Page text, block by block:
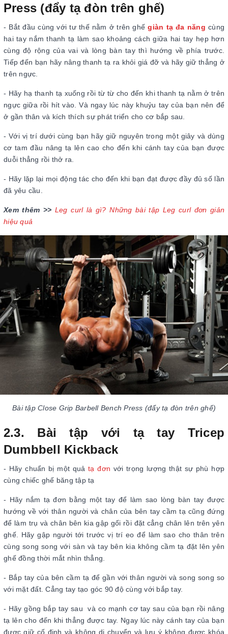
Press (đẩy tạ đòn trên ghế)
- Bắt đầu cùng với tư thế nằm ở trên ghếgiàn tạ đa năng cùng
hai tay nắm thanh tạ làm sao khoảng cách giữa hai tay hẹp hơn
cùng độ rộng của vai và lòng bàn tay thì hướng về phía trước.
Tiếp đến bạn hãy nâng thanh tạ ra khỏi giá đỡ và hãy giữ thẳng ở
trên ngực.
- Hãy hạ thanh tạ xuống rồi từ từ cho đến khi thanh tạ nằm ở trên
ngực giữa rồi hít vào. Và ngay lúc này khuỷu tay của bạn nên để
ở gần thân và kích thích sự phát triển cho cơ bắp sau.
- Với vị trí dưới cùng bạn hãy giữ nguyên trong một giây và dùng
cơ tam đầu nâng tạ lên cao cho đến khi cánh tay của bạn được
duỗi thẳng rồi thở ra.
- Hãy lặp lại mọi động tác cho đến khi bạn đạt được đầy đủ số lần
đã yêu cầu.
Xem thêm >> Leg curl là gì? Những bài tập Leg curl đơn giản
hiệu quả
Bài tập Close Grip Barbell Bench Press (đẩy tạ đòn trên ghế)
2.3. Bài tập với tạ tay Tricep
Dumbbell Kickback
- Hãy chuẩn bị một quảtạ đơn với trọng lượng thật sự phù hợp
cùng chiếc ghế băng tập tạ
- Hãy nắm tạ đơn bằng một tay để làm sao lòng bàn tay được
hướng về với thân người và chân của bên tay cầm tạ cũng đứng
để làm trụ và chân bên kia gập gối rồi đặt cẳng chân lên trên yên
ghế. Hãy gập người tới trước vị trí eo để làm sao cho thân trên
cùng song song với sàn và tay bên kia không cầm tạ đặt lên yên
ghế đồng thời mắt nhìn thẳng.
- Bắp tay của bên cầm tạ để gần với thân người và song song so
với mặt đất. Cẳng tay tạo góc 90 độ cùng với bắp tay.
- Hãy gồng bắp tay sau và co mạnh cơ tay sau của bạn rồi nâng
tạ lên cho đến khi thẳng được tay. Ngay lúc này cánh tay của bạn
được giữ cố định và không di chuyển và lưu ý không được khóa